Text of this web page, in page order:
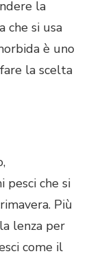
la
che si usa
è uno
la scelta
che si
Più
lenza per
come il